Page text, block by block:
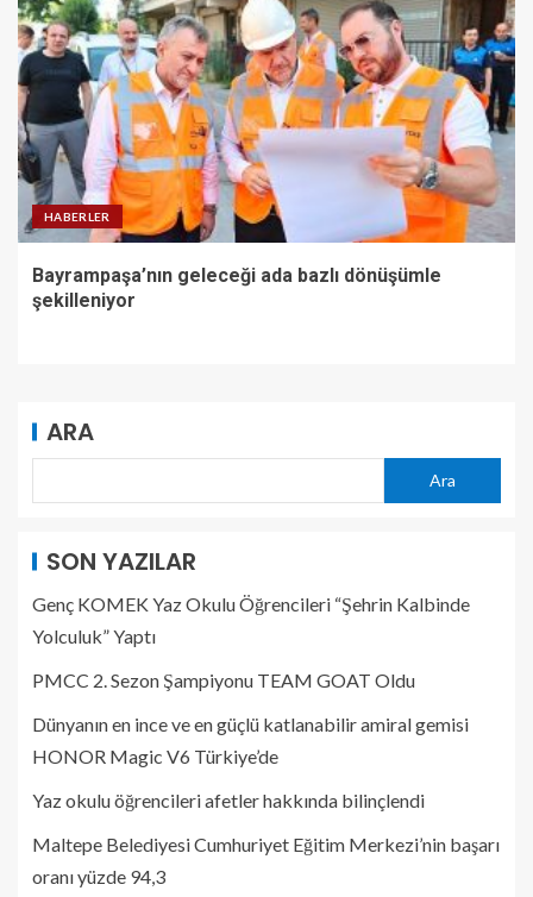
HABERLER
Bayrampaşa’nın geleceği ada bazlı dönüşümle
şekilleniyor
ARA
Ara
SON YAZILAR
Genç KOMEK Yaz Okulu Öğrencileri “Şehrin Kalbinde
Yolculuk” Yaptı
PMCC 2. Sezon Şampiyonu TEAM GOAT Oldu
Dünyanın en ince ve en güçlü katlanabilir amiral gemisi
HONOR Magic V6 Türkiye’de
Yaz okulu öğrencileri afetler hakkında bilinçlendi
Maltepe Belediyesi Cumhuriyet Eğitim Merkezi’nin başarı
oranı yüzde 94,3